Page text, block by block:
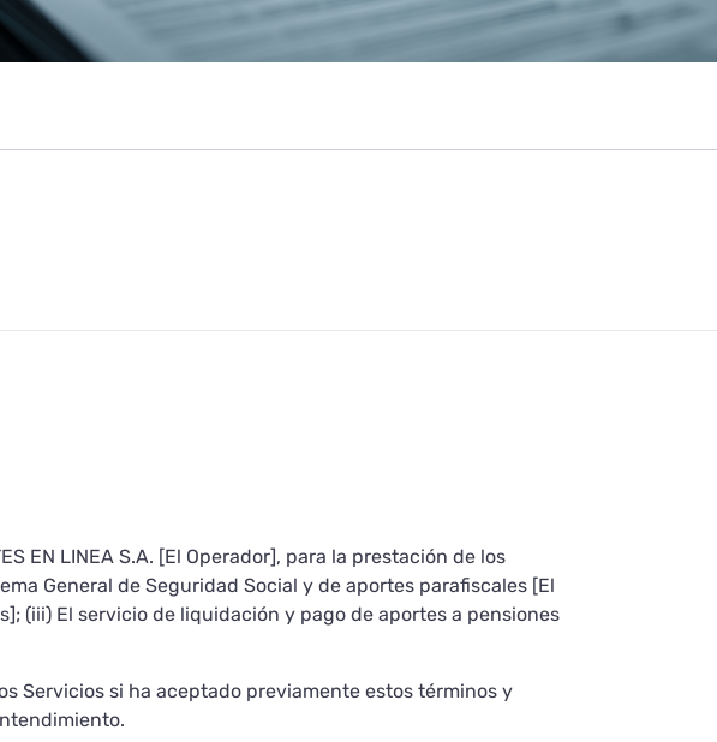
EN LINEA S.A. [El Operador], para la prestación de los
General de Seguridad Social y de aportes parafiscales [El
(iii) El servicio de liquidación y pago de aportes a pensiones
Servicios si ha aceptado previamente estos términos y